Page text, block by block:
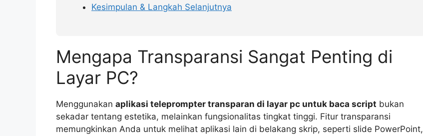
Kesimpulan & Langkah Selanjutnya
Mengapa Transparansi Sangat Penting di
Layar PC?
Menggunakan aplikasi teleprompter transparan di layar pc untuk baca script bukan
sekadar tentang estetika, melainkan fungsionalitas tingkat tinggi. Fitur transparansi
memungkinkan Anda untuk melihat aplikasi lain di belakang skrip, seperti slide PowerPoint,